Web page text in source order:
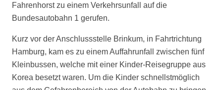
Fahrenhorst zu einem Verkehrsunfall auf die
Bundesautobahn 1 gerufen.
Kurz vor der Anschlussstelle Brinkum, in Fahrtrichtung
Hamburg, kam es zu einem Auffahrunfall zwischen fünf
Kleinbussen, welche mit einer Kinder-Reisegruppe aus
Korea besetzt waren. Um die Kinder schnellstmöglich